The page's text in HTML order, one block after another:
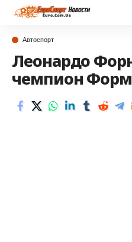
Автоспорт
Леонардо
чемпион